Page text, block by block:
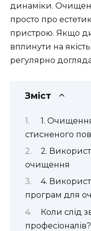
динаміки.
просто про
пристрою. Якщо
вплинути на
регулярно
Зміст
1.
стисненого
2.
очищення
4.
програм для
Коли слід
професіоналів?